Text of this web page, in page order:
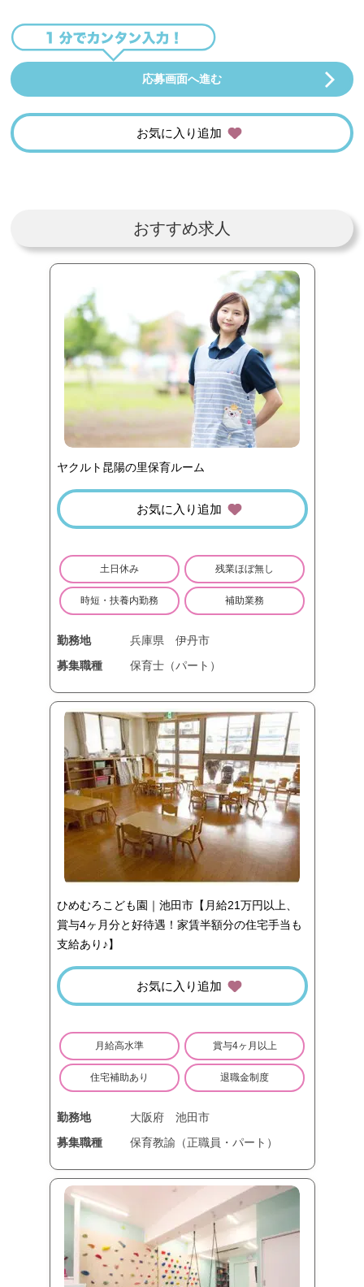
応募画面へ進む
お気に入り追加
おすすめ求人
ヤクルト昆陽の里保育ルーム
お気に入り追加
土日休み 残業ほぼ無し
時短・扶養内勤務 補助業務
勤務地 兵庫県
伊丹市
募集職種
保育士（パート）
ひめむろこども園｜池田市【月給21万円以上、
賞与4ヶ月分と好待遇！家賃半額分の住宅手当も
支給あり♪】
お気に入り追加
月給高水準 賞与4ヶ月以上
住宅補助あり 退職金制度
勤務地 大阪府
池田市
募集職種
保育教諭（正職員・パート）